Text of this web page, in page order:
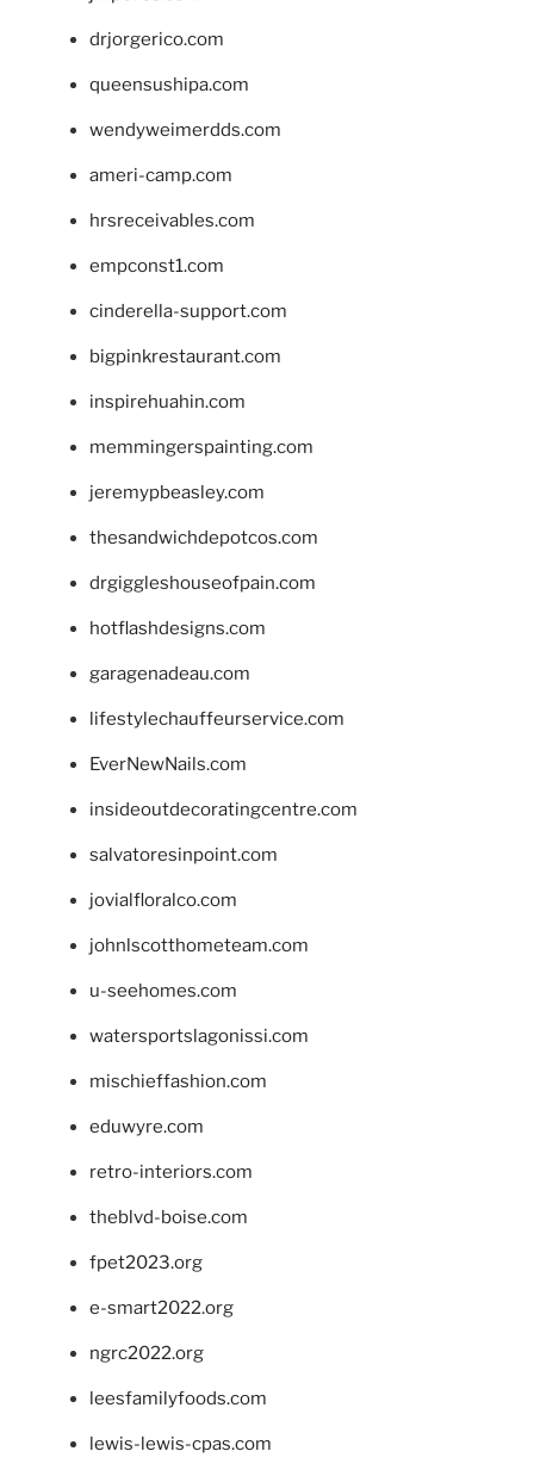
drjorgerico.com
queensushipa.com
wendyweimerdds.com
ameri-camp.com
hrsreceivables.com
empconst1.com
cinderella-support.com
bigpinkrestaurant.com
inspirehuahin.com
memmingerspainting.com
jeremypbeasley.com
thesandwichdepotcos.com
drgiggleshouseofpain.com
hotflashdesigns.com
garagenadeau.com
lifestylechauffeurservice.com
EverNewNails.com
insideoutdecoratingcentre.com
salvatoresinpoint.com
jovialfloralco.com
johnlscotthometeam.com
u-seehomes.com
watersportslagonissi.com
mischieffashion.com
eduwyre.com
retro-interiors.com
theblvd-boise.com
fpet2023.org
e-smart2022.org
ngrc2022.org
leesfamilyfoods.com
lewis-lewis-cpas.com